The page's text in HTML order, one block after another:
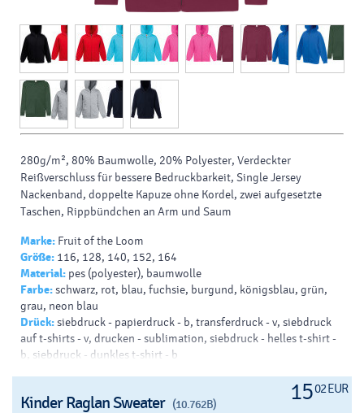
280g/m², 80% Baumwolle, 20% Polyester, Verdeckter
Reißverschluss für bessere Bedruckbarkeit, Single Jersey
Nackenband, doppelte Kapuze ohne Kordel, zwei aufgesetzte
Taschen, Rippbündchen an Arm und Saum
Marke: Fruit of the Loom
Größe: 116, 128, 140, 152, 164
Material: pes (polyester), baumwolle
Farbe:schwarz, rot, blau, fuchsie, burgund, königsblau, grün,
grau, neon blau
Drück:siebdruck - papierdruck - b, transferdruck - v, siebdruck
auf t-shirts - v, drucken - sublimation, siebdruck - helles t-shirt -
b, siebdruck - dunkles t-shirt - b
1502 EUR
Kinder Raglan Sweater (10.762B)